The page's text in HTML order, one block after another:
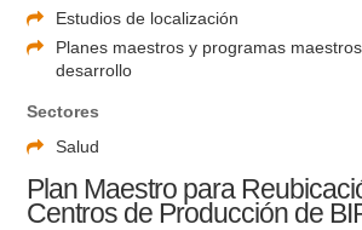
Estudios de localización
Planes maestros y programas
desarrollo
Sectores
Salud
Plan Maestro para
Centros de Producción de